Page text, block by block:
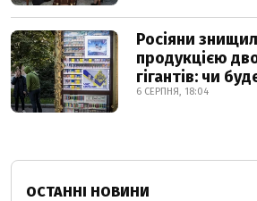
Росіяни
продукцією
гігантів: чи
6 СЕРПНЯ, 18:04
ОСТАННІ НОВИНИ